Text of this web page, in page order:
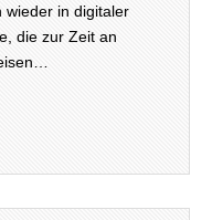
wieder in digitaler
die zur Zeit an